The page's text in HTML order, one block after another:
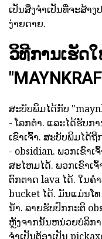
ເປັນສິ່ງຈໍາເປັນທີ່ຈະສ້າ
ງ່າຍດາຍ.
ວິທີການເຮັດ
ສະບັບພິມໄດ້ກັບ
- ໂລກຕ່ໍາ. ແລະໄດ້ຮັບ
ເຂົາເຈົ້າ. ສະບັບພິມໄດ້
- obsidian. ພວກເຂົາ
ສະໄຫມໄດ້. ພວກເຂົາເ
ຕົກຕາດ lava ໄດ້. ໃນຄໍ
bucket ໄດ້. ມັນແມ່ນໂ
ນ້ໍາ. ລາຍຮັບປົກກະຕິ
ຫຼັງຈາກນັ້ນຫນ່ວຍບໍລິກ
ຈໍາເປັນຕ້ອງເປັນ